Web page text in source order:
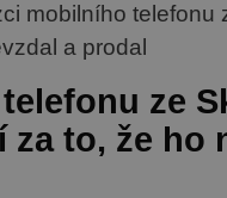
mobilního telefonu
a prodal
ze
za to, že ho